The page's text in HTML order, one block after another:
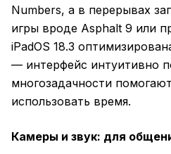
Numbers, а в перерывах
игры вроде Asphalt 9 или
iPadOS 18.3
— интерфейс интуитивно
многозадачности
использовать время.
Камеры и звук: для